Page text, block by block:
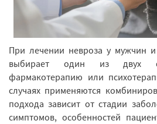
При лечении невроза у мужчин
выбирает один из двух
фармакотерапию или
случаях применяются
подхода зависит от стадии
симптомов, особенностей